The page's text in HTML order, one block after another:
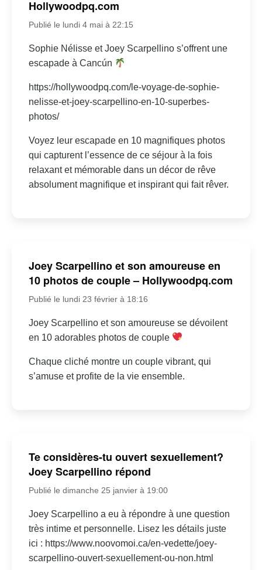
Hollywoodpq.com
Publié le lundi 4 mai à 22:15
Sophie Nélisse et Joey Scarpellino s’offrent une
escapade à Cancún
https://hollywoodpq.com/le-voyage-de-sophie-
nelisse-et-joey-scarpellino-en-10-superbes-
photos/
Voyez leur escapade en 10 magnifiques photos
qui capturent l’essence de ce séjour à la fois
relaxant et mémorable dans un décor de rêve
absolument magnifique et inspirant qui fait rêver.
Joey Scarpellino et son amoureuse en
10 photos de couple – Hollywoodpq.com
Publié le lundi 23 février à 18:16
Joey Scarpellino et son amoureuse se dévoilent
en 10 adorables photos de couple
Chaque cliché montre un couple vibrant, qui
s’amuse et profite de la vie ensemble.
Te considères-tu ouvert sexuellement?
Joey Scarpellino répond
Publié le dimanche 25 janvier à 19:00
Joey Scarpellino a eu à répondre à une question
très intime et personnelle. Lisez les détails juste
ici : https://www.noovomoi.ca/en-vedette/joey-
scarpellino-ouvert-sexuellement-ou-non.html